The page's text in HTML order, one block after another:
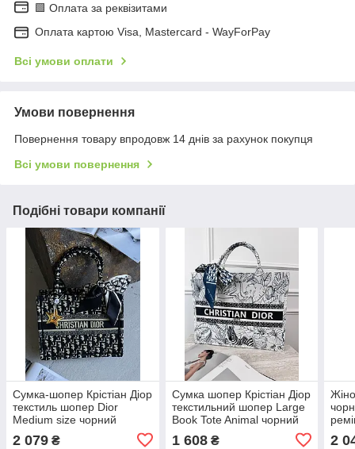
🟩 Оплата за реквізитами
Оплата картою Visa, Mastercard - WayForPay
Всі умови оплати
Умови повернення
Повернення товару впродовж 14 днів за рахунок покупця
Всі умови повернення
Подібні товари компанії
Сумка-шопер Крістіан Діор
текстиль шопер Dior
Medium size чорний
2 079 ₴
Сумка шопер Крістіан Діор
текстильний шопер Large
Book Tote Animal чорний
1 608₴ 2